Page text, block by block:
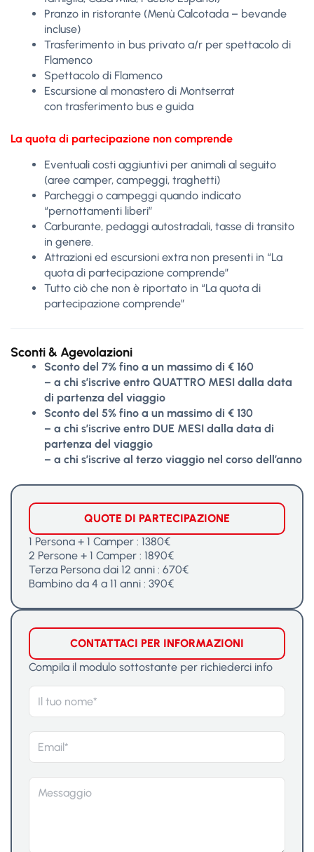
Pranzo in ristorante (Menù Calcotada – bevande
incluse)
Trasferimento in bus privato a/r per spettacolo di
Flamenco
Spettacolo di Flamenco
Escursione al monastero di Montserrat
con trasferimento bus e guida
La quota di partecipazione non comprende
Eventuali costi aggiuntivi per animali al seguito
(aree camper, campeggi, traghetti)
Parcheggi o campeggi quando indicato
“pernottamenti liberi”
Carburante, pedaggi autostradali, tasse di transito
in genere.
Attrazioni ed escursioni extra non presenti in “La
quota di partecipazione comprende”
Tutto ciò che non è riportato in “La quota di
partecipazione comprende”
Sconti & Agevolazioni
Sconto del 7% fino a un massimo di € 160
– a chi s’iscrive entro QUATTRO MESI dalla data
di partenza del viaggio
Sconto del 5% fino a un massimo di € 130
– a chi s’iscrive entro DUE MESI dalla data di
partenza del viaggio
– a chi s’iscrive al terzo viaggio nel corso dell’anno
QUOTE DI PARTECIPAZIONE
1 Persona + 1 Camper : 1380€
2 Persone + 1 Camper : 1890€
Terza Persona dai 12 anni : 670€
Bambino da 4 a 11 anni : 390€
CONTATTACI PER INFORMAZIONI
Compila il modulo sottostante per richiederci info